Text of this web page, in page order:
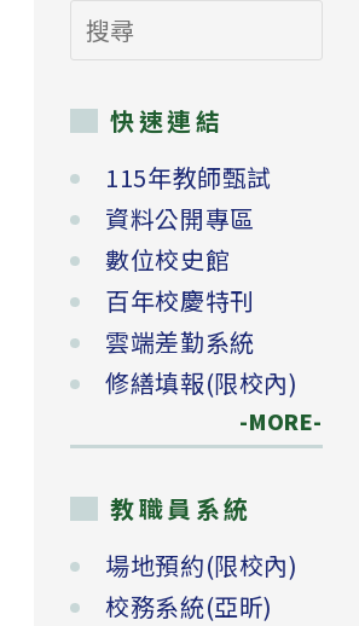
搜
尋
快速連結
115年教師甄試
資料公開專區
數位校史館
百年校慶特刊
雲端差勤系統
修繕填報(限校內)
-MORE-
教職員系統
場地預約(限校內)
校務系統(亞昕)